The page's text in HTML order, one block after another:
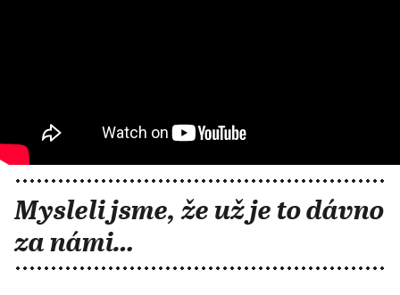
Mysleli jsme, že už je to dávno
za námi…